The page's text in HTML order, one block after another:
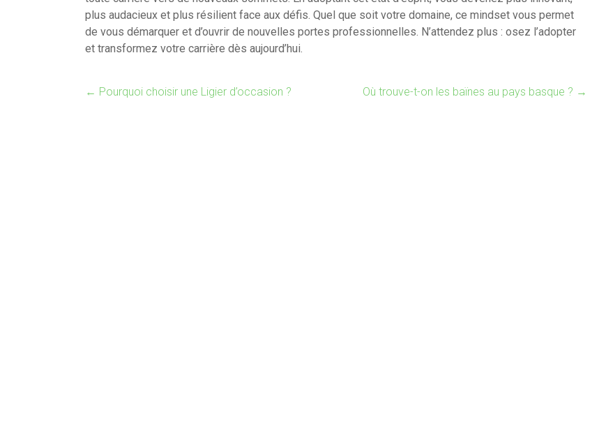
plus audacieux et plus résilient face aux défis. Quel que soit votre domaine, ce mindset vous permet
de vous démarquer et d’ouvrir de nouvelles portes professionnelles. N’attendez plus : osez l’adopter
et transformez votre carrière dès aujourd’hui.
← Pourquoi choisir une Ligier d’occasion ? Où trouve-t-on les baïnes au pays basque ? →